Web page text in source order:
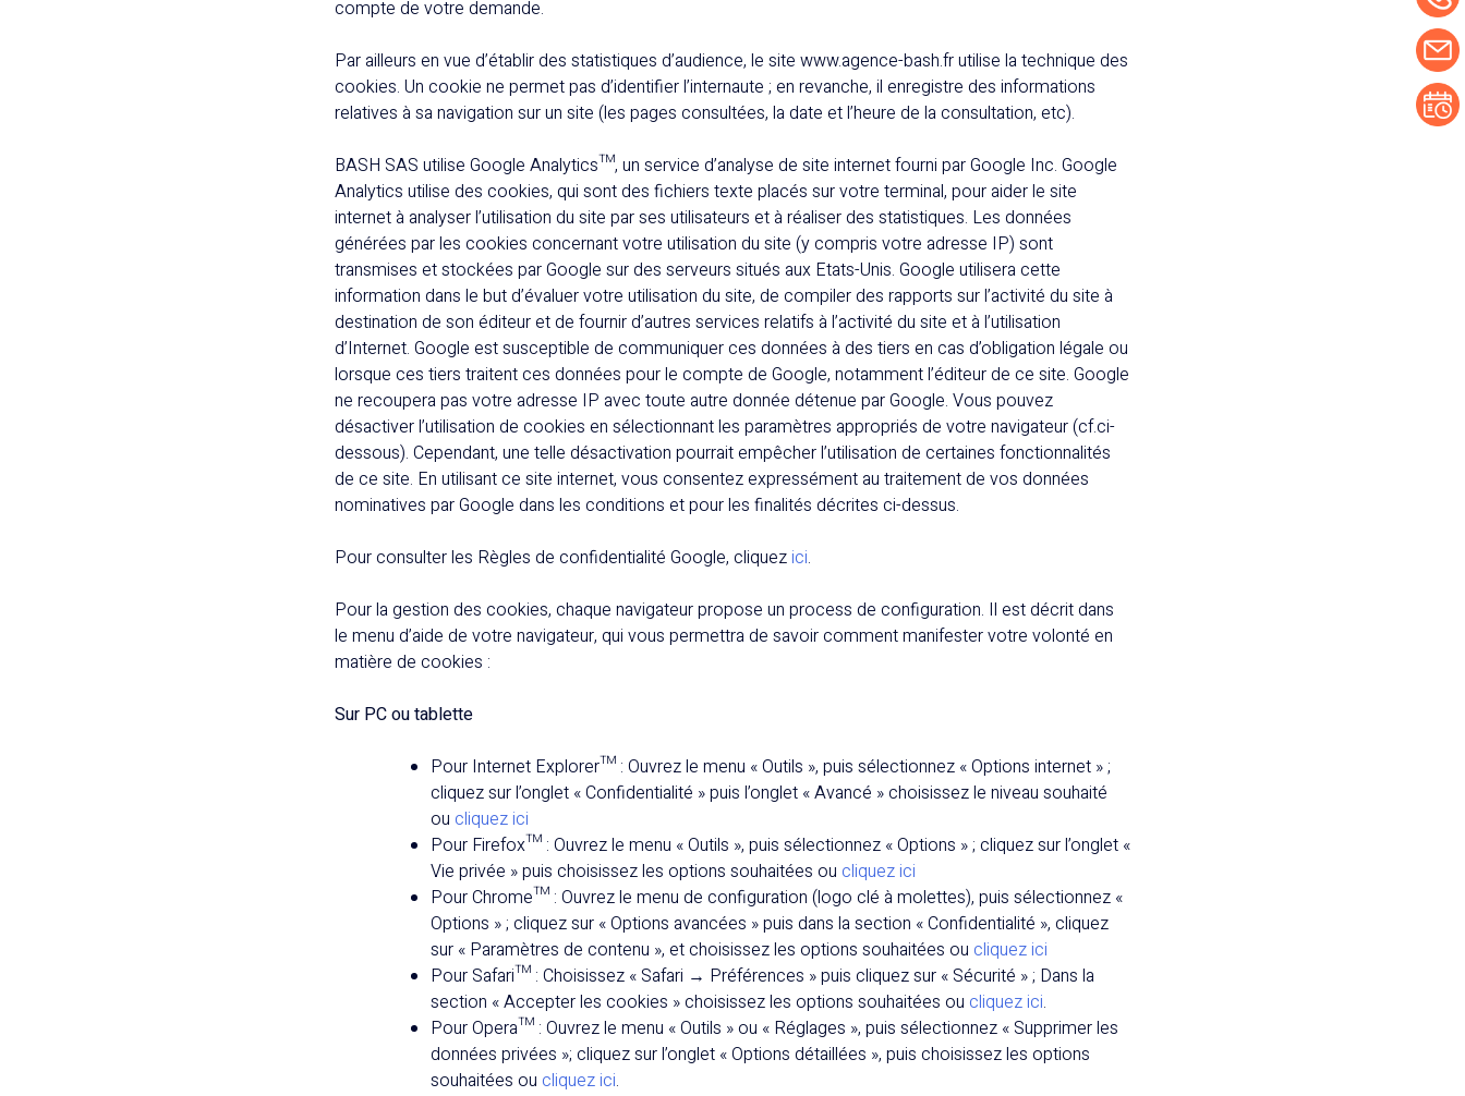
compte de votre demande.
Par ailleurs en vue d’établir des statistiques d’audience, le site www.agence-bash.fr utilise la technique des
cookies. Un cookie ne permet pas d’identifier l’internaute ; en revanche, il enregistre des informations
relatives à sa navigation sur un site (les pages consultées, la date et l’heure de la consultation, etc).
BASH SAS utilise Google Analytics™, un service d’analyse de site internet fourni par Google Inc. Google
Analytics utilise des cookies, qui sont des fichiers texte placés sur votre terminal, pour aider le site
internet à analyser l’utilisation du site par ses utilisateurs et à réaliser des statistiques. Les données
générées par les cookies concernant votre utilisation du site (y compris votre adresse IP) sont
transmises et stockées par Google sur des serveurs situés aux Etats-Unis. Google utilisera cette
information dans le but d’évaluer votre utilisation du site, de compiler des rapports sur l’activité du site à
destination de son éditeur et de fournir d’autres services relatifs à l’activité du site et à l’utilisation
d’Internet. Google est susceptible de communiquer ces données à des tiers en cas d’obligation légale ou
lorsque ces tiers traitent ces données pour le compte de Google, notamment l’éditeur de ce site. Google
ne recoupera pas votre adresse IP avec toute autre donnée détenue par Google. Vous pouvez
désactiver l’utilisation de cookies en sélectionnant les paramètres appropriés de votre navigateur (cf.ci-
dessous). Cependant, une telle désactivation pourrait empêcher l’utilisation de certaines fonctionnalités
de ce site. En utilisant ce site internet, vous consentez expressément au traitement de vos données
nominatives par Google dans les conditions et pour les finalités décrites ci-dessus.
Pour consulter les Règles de confidentialité Google, cliquezici.
Pour la gestion des cookies, chaque navigateur propose un process de configuration. Il est décrit dans
le menu d’aide de votre navigateur, qui vous permettra de savoir comment manifester votre volonté en
matière de cookies :
Sur PC ou tablette
Pour Internet Explorer™ : Ouvrez le menu « Outils », puis sélectionnez « Options internet » ;
cliquez sur l’onglet « Confidentialité » puis l’onglet « Avancé » choisissez le niveau souhaité
ou cliquez ici
Pour Firefox™ : Ouvrez le menu « Outils », puis sélectionnez « Options » ; cliquez sur l’onglet «
Vie privée » puis choisissez les options souhaitées ou cliquez ici
Pour Chrome™ : Ouvrez le menu de configuration (logo clé à molettes), puis sélectionnez «
Options » ; cliquez sur « Options avancées » puis dans la section « Confidentialité », cliquez
sur « Paramètres de contenu », et choisissez les options souhaitées ou cliquez ici
Pour Safari™ : Choisissez « Safari → Préférences » puis cliquez sur « Sécurité » ; Dans la
section « Accepter les cookies » choisissez les options souhaitées ou cliquez ici.
Pour Opera™ : Ouvrez le menu « Outils » ou « Réglages », puis sélectionnez « Supprimer les
données privées »; cliquez sur l’onglet « Options détaillées », puis choisissez les options
souhaitées ou cliquez ici.